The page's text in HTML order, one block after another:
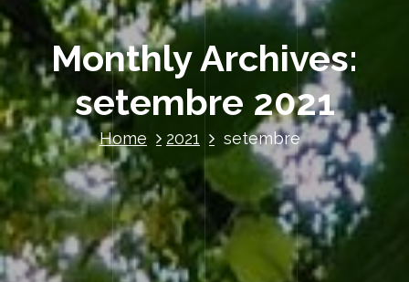
Monthly Archives:
setembre 2021
Home 2021 setembre